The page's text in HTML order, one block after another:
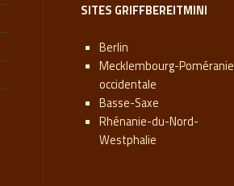
SITES GRIFFBEREITMINI
Berlin
Mecklembourg-Poméranie
occidentale
Basse-Saxe
Rhénanie-du-Nord-
Westphalie